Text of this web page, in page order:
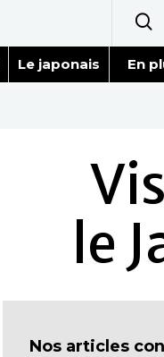
Le japonais En
le
Nos articles